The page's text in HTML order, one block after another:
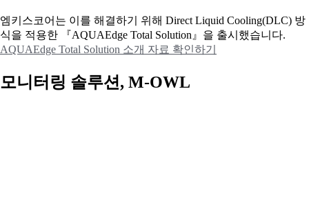
엠키스코어는 이를 해결하기 위해 Direct Liquid Cooling(DLC) 방
식을 적용한 『AQUAEdge Total Solution』을 출시했습니다.
AQUAEdge Total Solution 소개 자료 확인하기
모니터링 솔루션, M-OWL